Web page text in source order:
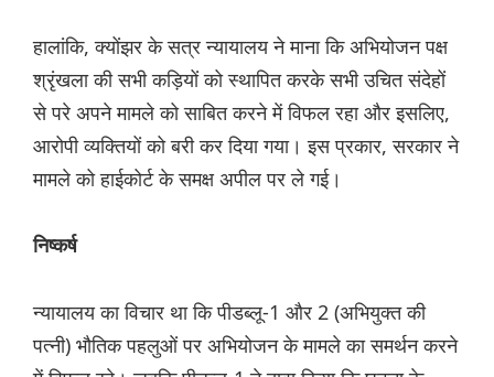
हालांकि, क्योंझर के सत्र न्यायालय ने माना कि अभियोजन पक्ष
श्रृंखला की सभी कड़ियों को स्थापित करके सभी उचित संदेहों
से परे अपने मामले को साबित करने में विफल रहा और इसलिए,
आरोपी व्यक्तियों को बरी कर दिया गया। इस प्रकार, सरकार ने
मामले को हाईकोर्ट के समक्ष अपील पर ले गई।
निष्कर्ष
न्यायालय का विचार था कि पीडब्लू-1 और 2 (अभियुक्त की
पत्नी) भौतिक पहलुओं पर अभियोजन के मामले का समर्थन करने